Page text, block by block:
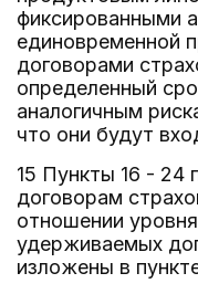
фиксированными
единовременной
договорами
определенный
аналогичным
что они будут
15 Пункты 16 -
договорам
отношении
удерживаемых
изложены в